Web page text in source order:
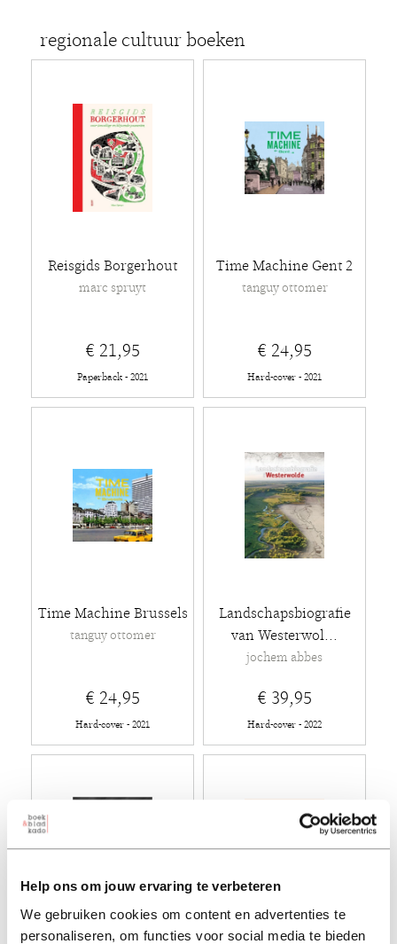
Help ons om jouw ervaring te verbeteren
We gebruiken cookies om content en advertenties te
personaliseren, om functies voor social media te bieden
regionale cultuur boeken
Reisgids Borgerhout
marc spruyt
€ 21,95
Paperback - 2021
Time Machine Gent 2
tanguy ottomer
€ 24,95
Hard-cover - 2021
Time Machine Brussels
tanguy ottomer
€ 24,95
Hard-cover - 2021
Landschapsbiografie
van Westerwol...
jochem abbes
€ 39,95
Hard-cover - 2022